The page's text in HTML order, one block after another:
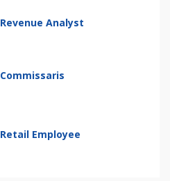
Revenue Analyst
Commissaris
Retail Employee